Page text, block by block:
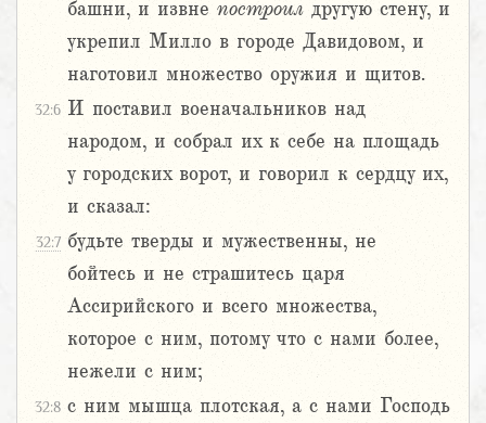
башни, и извне построил другую стену, и
укрепил Милло в городе Давидовом, и
наготовил множество оружия и щитов.
32:6 И поставил военачальников над
народом, и собрал их к себе на площадь
у городских ворот, и говорил к сердцу их,
и сказал:
32:7 будьте тверды и мужественны, не
бойтесь и не страшитесь царя
Ассирийского и всего множества,
которое с ним, потому что с нами более,
нежели с ним;
32:8 с ним мышца плотская, а с нами Господь